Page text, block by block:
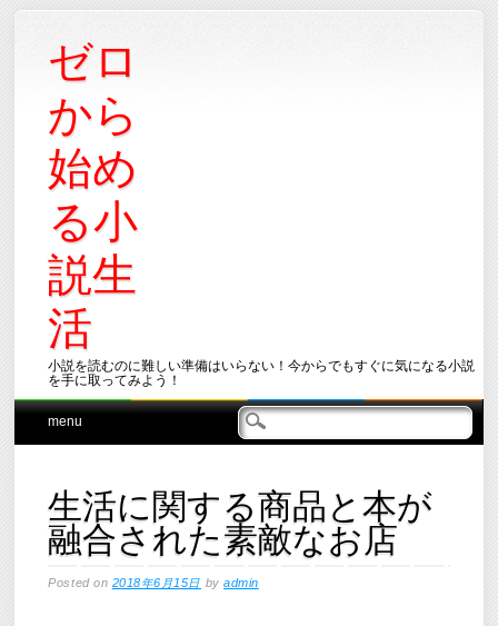
ゼロ
から
始め
る小
説生
活
小説を読むのに難しい準備はいらない！今からでもすぐに気になる小説
を手に取ってみよう！
Main menu
Skip
menu
生活に関する商品と本が
融合された素敵なお店
Posted on 2018年6月15日 byadmin